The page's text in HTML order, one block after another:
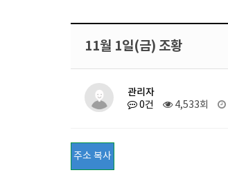
11월 1일(금) 조황
관리자
0건 4,533회
주소 복사